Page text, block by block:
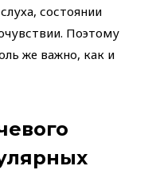
состоянии
Поэтому
же важно, как и